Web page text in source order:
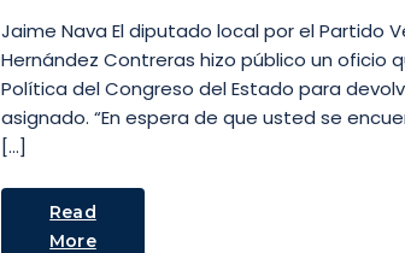
Jaime Nava El diputado local por el Partido
Hernández Contreras hizo público un oficio
Política del Congreso del Estado para
asignado. “En espera de que usted se
[…]
Read
More